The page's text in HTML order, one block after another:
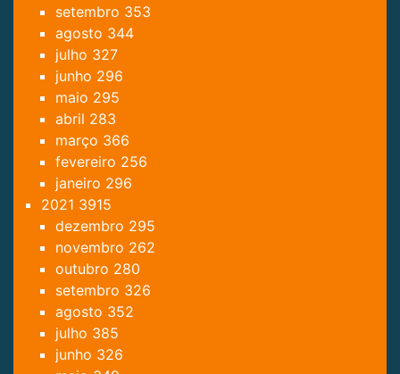
setembro 353
agosto 344
julho 327
junho 296
maio 295
abril 283
março 366
fevereiro 256
janeiro 296
2021 3915
dezembro 295
novembro 262
outubro 280
setembro 326
agosto 352
julho 385
junho 326